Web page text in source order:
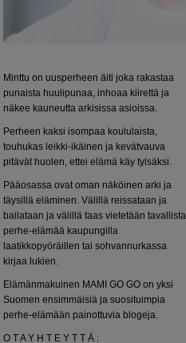
Minttu on uusperheen äiti joka rakastaa
punaista huulipunaa, inhoaa kiirettä ja
näkee kauneutta arkisissa asioissa.
Perheen kaksi isompaa koululaista,
touhukas leikki-ikäinen ja kevätvauva
pitävät huolen, ettei elämä käy tylsäksi.
Pääosassa ovat oman näköinen arki ja
täysillä eläminen. Välillä reissataan ja
bailataan ja välillä taas vietetään tavallista
perhe-elämää kaupungilla
laatikkopyöräillen tai sohvannurkassa
kirjaa lukien.
Elämänmakuinen MAMI GO GO on yksi
Suomen ensimmäisiä ja suosituimpia
perhe-elämään painottuvia blogeja.
O T A Y H T E Y T T Ä :